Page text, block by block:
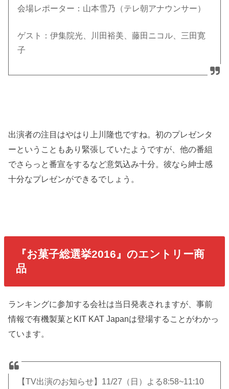
会場レポーター：山本雪乃（テレ朝アナウンサー）
ゲスト：伊集院光、川田裕美、藤田ニコル、三田寛
子
出演者の注目はやはり上川隆也ですね。初のプレゼンタ
ーということもあり緊張していたようですが、他の番組
でさらっと番宣をするなど意気込み十分。彼なら紳士感
十分なプレゼンができるでしょう。
『お菓子総選挙2016』のエントリー商
品
ランキングに参加する会社は当日発表されますが、事前
情報で有機製菓とKIT KAT Japanは登場することがわかっ
ています。
【TV出演のお知らせ】11/27（日）よる8:58~11:10